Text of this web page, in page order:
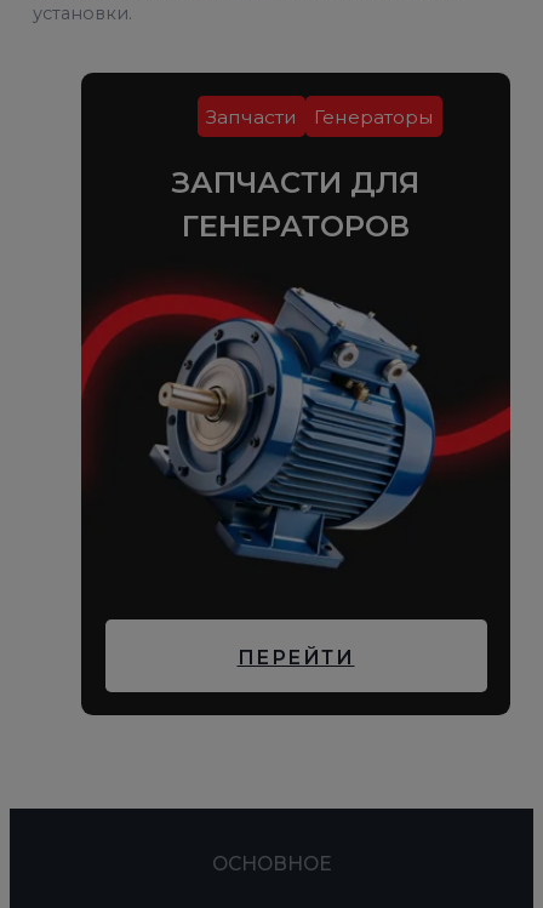
установки.
Запчасти Генераторы
ЗАПЧАСТИ ДЛЯ
ГЕНЕРАТОРОВ
ПЕРЕЙТИ
ОСНОВНОЕ